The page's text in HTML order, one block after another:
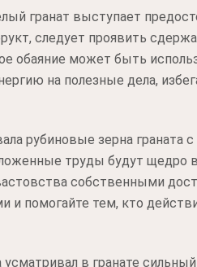
гранат выступает
следует проявить
обаяние может быть
на полезные дела,
рубиновые зерна
труды будут
собственными
помогайте тем, кто
усматривал в гранате